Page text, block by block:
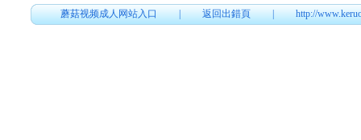
蘑菇视频成人网站入口|返回出錯頁|http://